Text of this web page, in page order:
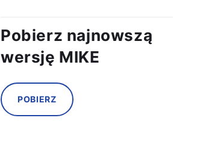
Pobierz najnowszą
wersję MIKE
POBIERZ